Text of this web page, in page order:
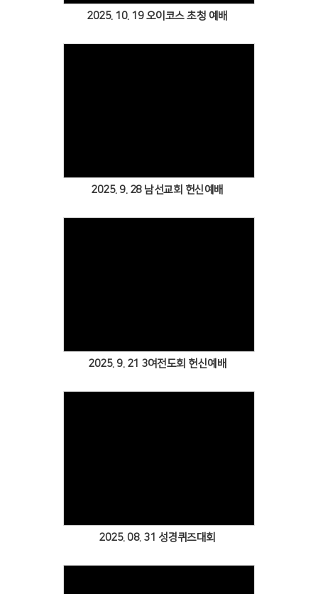
2025. 10. 19 오이코스 초청 예배
2025. 9. 28 남선교회 헌신예배
2025. 9. 21 3여전도회 헌신예배
2025. 08. 31 성경퀴즈대회